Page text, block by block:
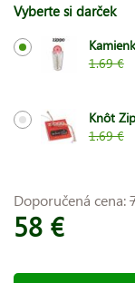
Vyberte si darček
1.69 €
Knôt
1.69 €
Doporučená cena:
58 €